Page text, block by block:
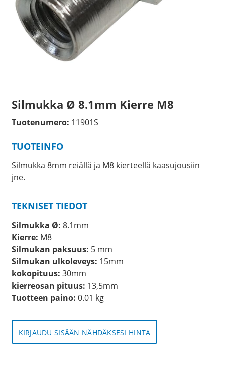
Silmukka Ø 8.1mm Kierre M8
Tuotenumero: 11901S
TUOTEINFO
Silmukka 8mm reiällä ja M8 kierteellä kaasujousiin
jne.
TEKNISET TIEDOT
Silmukka Ø: 8.1mm
Kierre: M8
Silmukan paksuus: 5 mm
Silmukan ulkoleveys: 15mm
kokopituus: 30mm
kierreosan pituus: 13,5mm
Tuotteen paino: 0.01 kg
KIRJAUDU SISÄÄN NÄHDÄKSESI HINTA